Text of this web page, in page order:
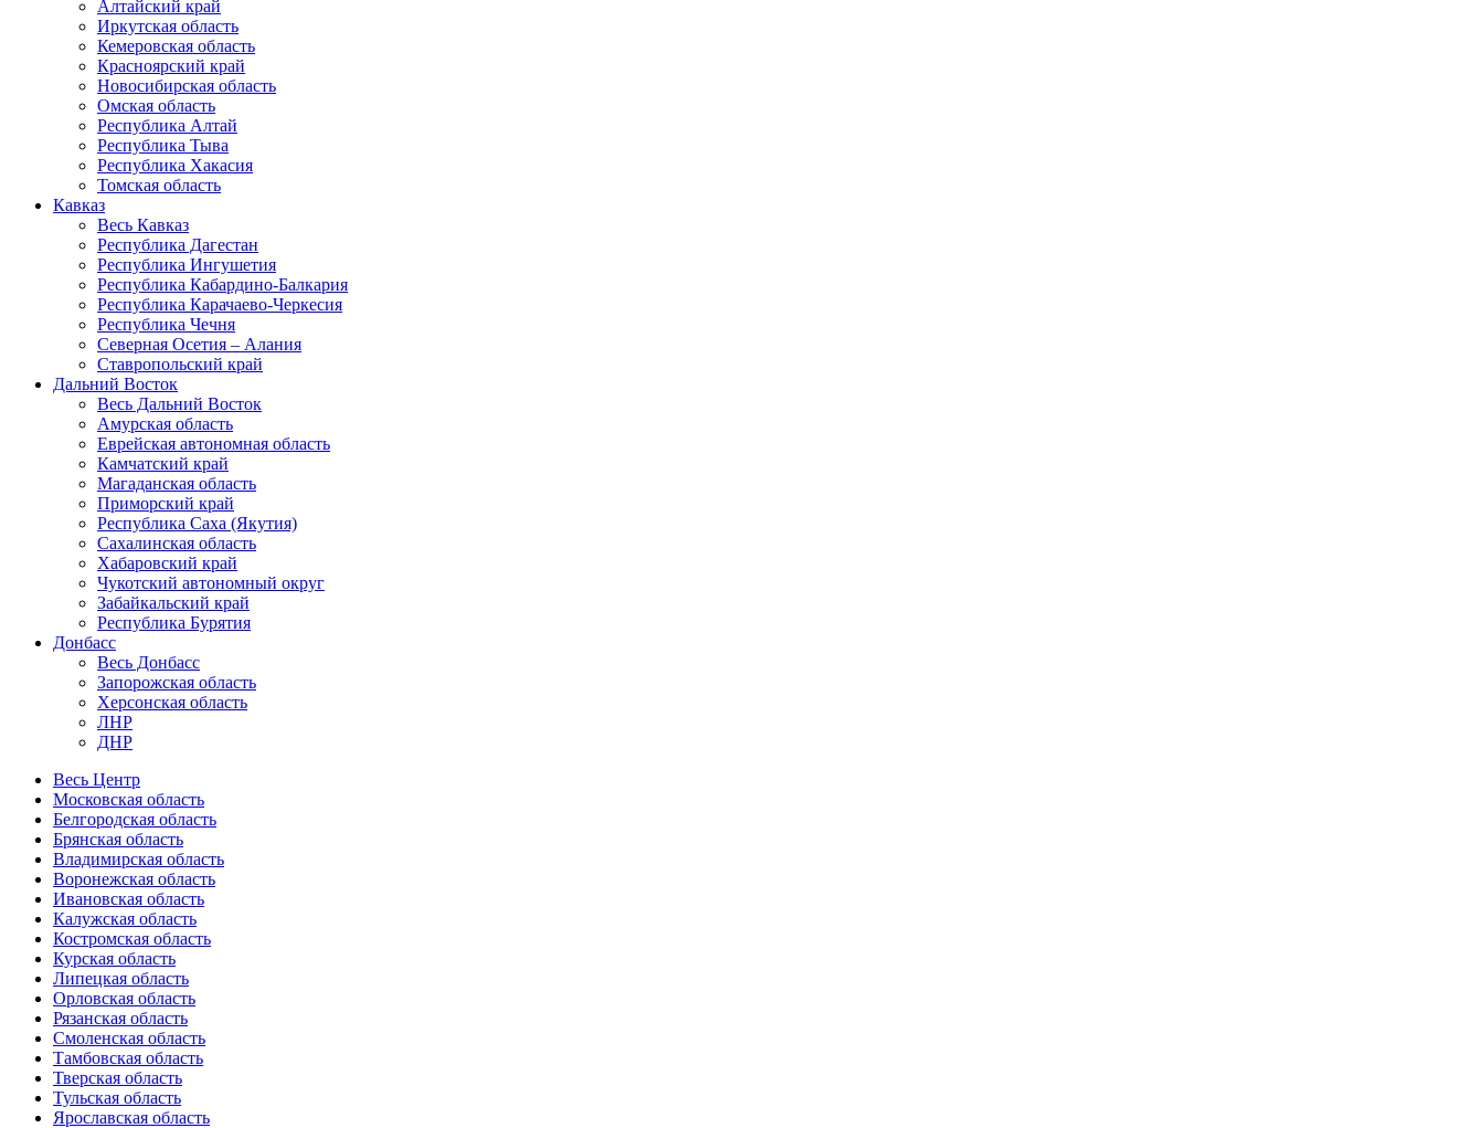
Алтайский край
Иркутская область
Кемеровская область
Красноярский край
Новосибирская область
Омская область
Республика Алтай
Республика Тыва
Республика Хакасия
Томская область
Кавказ
Весь Кавказ
Республика Дагестан
Республика Ингушетия
Республика Кабардино-Балкария
Республика Карачаево-Черкесия
Республика Чечня
Северная Осетия – Алания
Ставропольский край
Дальний Восток
Весь Дальний Восток
Амурская область
Еврейская автономная область
Камчатский край
Магаданская область
Приморский край
Республика Саха (Якутия)
Сахалинская область
Хабаровский край
Чукотский автономный округ
Забайкальский край
Республика Бурятия
Донбасс
Весь Донбасс
Запорожская область
Херсонская область
ЛНР
ДНР
Весь Центр
Московская область
Белгородская область
Брянская область
Владимирская область
Воронежская область
Ивановская область
Калужская область
Костромская область
Курская область
Липецкая область
Орловская область
Рязанская область
Смоленская область
Тамбовская область
Тверская область
Тульская область
Ярославская область